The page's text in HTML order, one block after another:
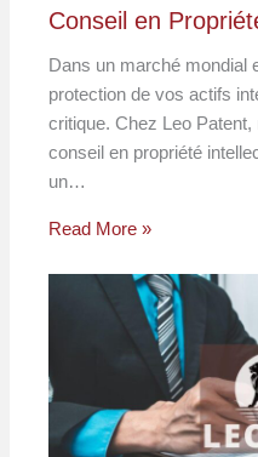
Conseil en
Dans un marché mondial
protection de vos actifs
critique. Chez Leo
conseil en propriété
un…
Read More »